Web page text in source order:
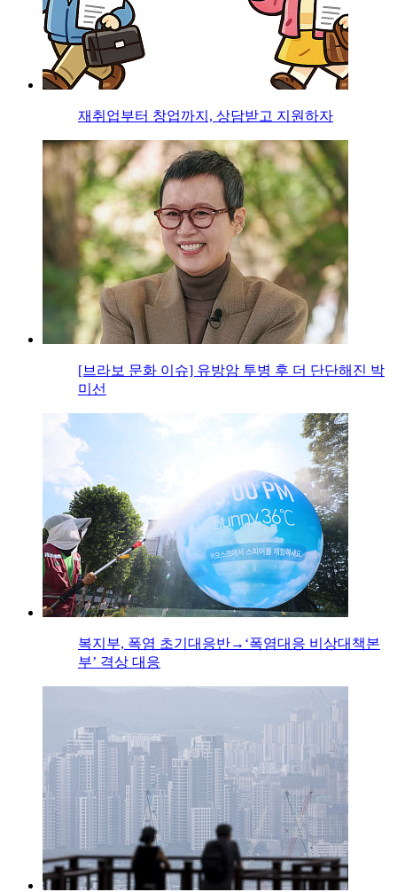
재취업부터 창업까지, 상담받고 지원하자
[브라보 문화 이슈] 유방암 투병 후 더 단단해진 박
미선
복지부, 폭염 초기대응반→‘폭염대응 비상대책본
부’ 격상 대응